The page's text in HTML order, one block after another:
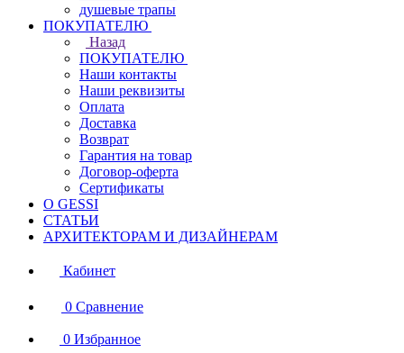
душевые трапы
ПОКУПАТЕЛЮ
Назад
ПОКУПАТЕЛЮ
Наши контакты
Наши реквизиты
Оплата
Доставка
Возврат
Гарантия на товар
Договор-оферта
Сертификаты
О GESSI
СТАТЬИ
АРХИТЕКТОРАМ И ДИЗАЙНЕРАМ
Кабинет
0 Сравнение
0 Избранное